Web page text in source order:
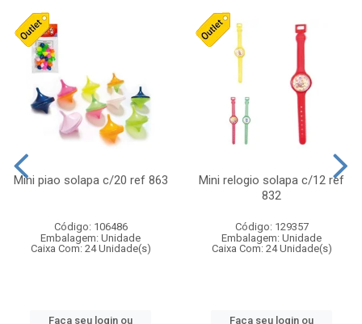
Mini piao solapa c/20 ref 863
Código: 106486
Embalagem: Unidade
Caixa Com: 24 Unidade(s)
Faça seu login ou
Mini relogio solapa c/12 ref
832
Código: 129357
Embalagem: Unidade
Caixa Com: 24 Unidade(s)
Faça seu login ou